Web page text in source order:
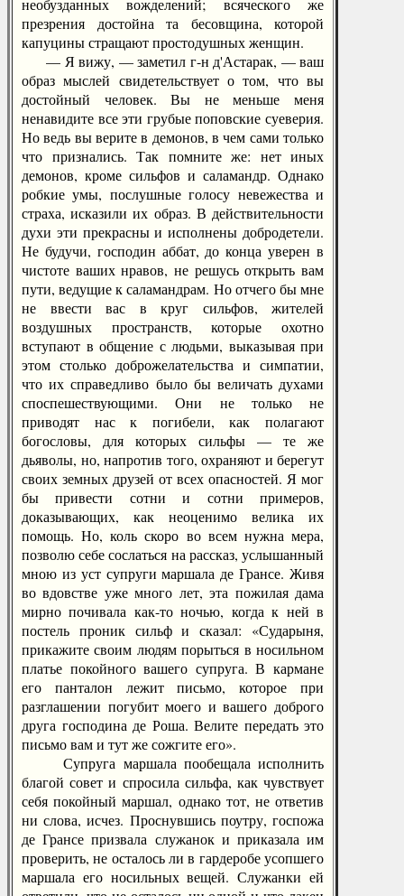
необузданных вожделений; всяческого же
презрения достойна та бесовщина, которой
капуцины стращают простодушных женщин.
— Я вижу, — заметил г-н д'Астарак, — ваш
образ мыслей свидетельствует о том, что вы
достойный человек. Вы не меньше меня
ненавидите все эти грубые поповские суеверия.
Но ведь вы верите в демонов, в чем сами только
что признались. Так помните же: нет иных
демонов, кроме сильфов и саламандр. Однако
робкие умы, послушные голосу невежества и
страха, исказили их образ. В действительности
духи эти прекрасны и исполнены добродетели.
Не будучи, господин аббат, до конца уверен в
чистоте ваших нравов, не решусь открыть вам
пути, ведущие к саламандрам. Но отчего бы мне
не ввести вас в круг сильфов, жителей
воздушных пространств, которые охотно
вступают в общение с людьми, выказывая при
этом столько доброжелательства и симпатии,
что их справедливо было бы величать духами
споспешествующими. Они не только не
приводят нас к погибели, как полагают
богословы, для которых сильфы — те же
дьяволы, но, напротив того, охраняют и берегут
своих земных друзей от всех опасностей. Я мог
бы привести сотни и сотни примеров,
доказывающих, как неоценимо велика их
помощь. Но, коль скоро во всем нужна мера,
позволю себе сослаться на рассказ, услышанный
мною из уст супруги маршала де Грансе. Живя
во вдовстве уже много лет, эта пожилая дама
мирно почивала как-то ночью, когда к ней в
постель проник сильф и сказал: «Сударыня,
прикажите своим людям порыться в носильном
платье покойного вашего супруга. В кармане
его панталон лежит письмо, которое при
разглашении погубит моего и вашего доброго
друга господина де Роша. Велите передать это
письмо вам и тут же сожгите его».
Супруга маршала пообещала исполнить
благой совет и спросила сильфа, как чувствует
себя покойный маршал, однако тот, не ответив
ни слова, исчез. Проснувшись поутру, госпожа
де Грансе призвала служанок и приказала им
проверить, не осталось ли в гардеробе усопшего
маршала его носильных вещей. Служанки ей